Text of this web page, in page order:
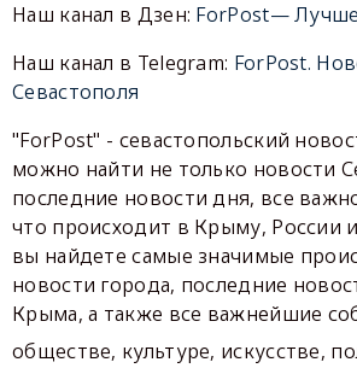
Наш канал в Дзен: ForPost—
Наш канал в Telegram: ForPost.
Севастополя
"ForPost" - севастопольский
можно найти не только новости
последние новости дня, все
что происходит в Крыму, России
вы найдете самые значимые
новости города, последние
Крыма, а также все важнейшие
обществе, культуре, искусстве,